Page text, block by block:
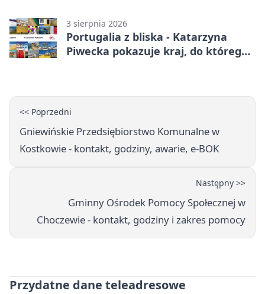
3 sierpnia 2026
Portugalia z bliska - Katarzyna
Piwecka pokazuje kraj, do którego
<< Poprzedni
Gniewińskie Przedsiębiorstwo Komunalne w
Kostkowie - kontakt, godziny, awarie, e-BOK
Następny >>
Gminny Ośrodek Pomocy Społecznej w
Choczewie - kontakt, godziny i zakres pomocy
Przydatne dane teleadresowe